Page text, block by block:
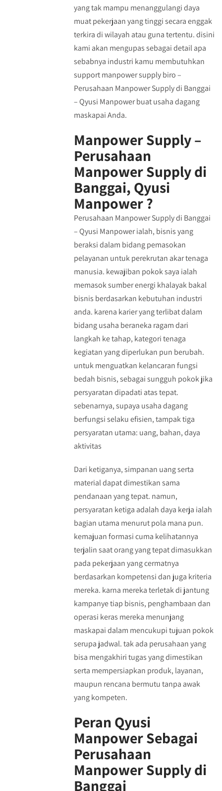
yang tak mampu menanggulangi daya
muat pekerjaan yang tinggi secara enggak
terkira di wilayah atau guna tertentu. disini
kami akan mengupas sebagai detail apa
sebabnya industri kamu membutuhkan
support manpower supply biro –
Perusahaan Manpower Supply di Banggai
– Qyusi Manpower buat usaha dagang
maskapai Anda.
Manpower Supply –
Perusahaan
Manpower Supply di
Banggai, Qyusi
Manpower ?
Perusahaan Manpower Supply di Banggai
– Qyusi Manpower ialah, bisnis yang
beraksi dalam bidang pemasokan
pelayanan untuk perekrutan akar tenaga
manusia. kewajiban pokok saya ialah
memasok sumber energi khalayak bakal
bisnis berdasarkan kebutuhan industri
anda. karena karier yang terlibat dalam
bidang usaha beraneka ragam dari
langkah ke tahap, kategori tenaga
kegiatan yang diperlukan pun berubah.
untuk menguatkan kelancaran fungsi
bedah bisnis, sebagai sungguh pokok jika
persyaratan dipadati atas tepat.
sebenarnya, supaya usaha dagang
berfungsi selaku efisien, tampak tiga
persyaratan utama: uang, bahan, daya
aktivitas
Dari ketiganya, simpanan uang serta
material dapat dimestikan sama
pendanaan yang tepat. namun,
persyaratan ketiga adalah daya kerja ialah
bagian utama menurut pola mana pun.
kemajuan formasi cuma kelihatannya
terjalin saat orang yang tepat dimasukkan
pada pekerjaan yang cermatnya
berdasarkan kompetensi dan juga kriteria
mereka. karna mereka terletak di jantung
kampanye tiap bisnis, penghambaan dan
operasi keras mereka menunjang
maskapai dalam mencukupi tujuan pokok
serupa jadwal. tak ada perusahaan yang
bisa mengakhiri tugas yang dimestikan
serta mempersiapkan produk, layanan,
maupun rencana bermutu tanpa awak
yang kompeten.
Peran Qyusi
Manpower Sebagai
Perusahaan
Manpower Supply di
Banggai